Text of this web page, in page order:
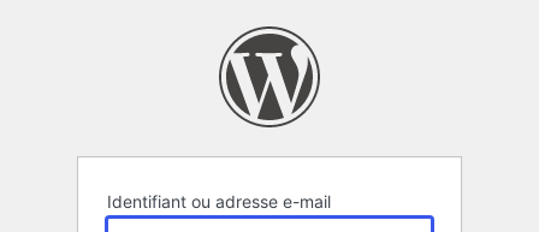
Identifiant ou adresse e-mail